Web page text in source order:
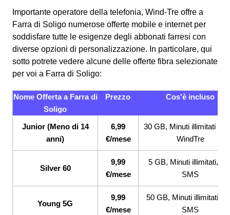
Importante operatore della telefonia, Wind-Tre offre a
Farra di Soligo numerose offerte mobile e internet per
soddisfare tutte le esigenze degli abbonati farresi con
diverse opzioni di personalizzazione. In particolare, qui
sotto potrete vedere alcune delle offerte fibra selezionate
per voi a Farra di Soligo:
Nome Offerta a Farra di
Soligo
Prezzo Cos'è incluso
Junior (Meno di 14
anni)
6,99
€/mese
30 GB, Minuti illimitati
WindTre
Silver 60
9,99
€/mese
5 GB, Minuti illimitati,
SMS
Young 5G
9,99
€/mese
50 GB, Minuti illimitati,
SMS